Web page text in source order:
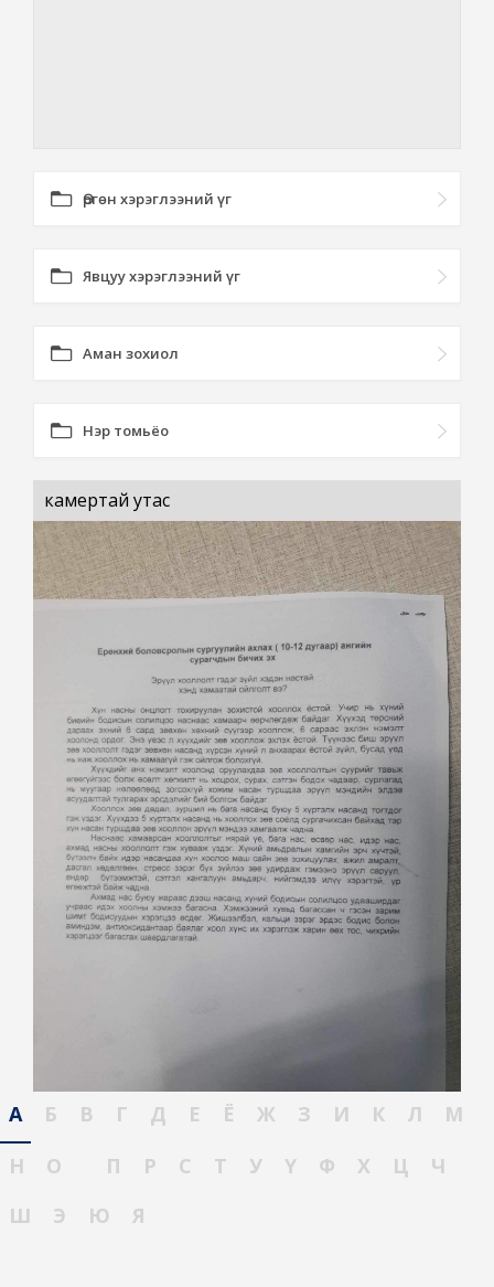
Өргөн хэрэглээний үг
Явцуу хэрэглээний үг
Аман зохиол
Нэр томьёо
камертай утас
А Б В Г Д Е Ё Ж З И К Л
М
Н
О П Р С Т У Ү Ф Х Ц
Ч
Ш
Э Ю Я